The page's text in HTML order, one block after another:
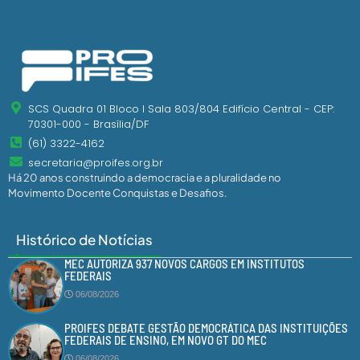
SCS Quadra 01 Bloco I Sala 803/804 Edifício Central - CEP:
70301-000 - Brasília/DF
(61) 3322-4162
secretaria@proifes.org.br
Há 20 anos construindo a democracia e a pluralidade no
Movimento Docente Conquistas e Desafios.
Histórico de Notícias
MEC AUTORIZA 937 NOVOS CARGOS EM INSTITUTOS
FEDERAIS
06/08/2026
PROIFES DEBATE GESTÃO DEMOCRÁTICA DAS INSTITUIÇÕES
FEDERAIS DE ENSINO, EM NOVO GT DO MEC